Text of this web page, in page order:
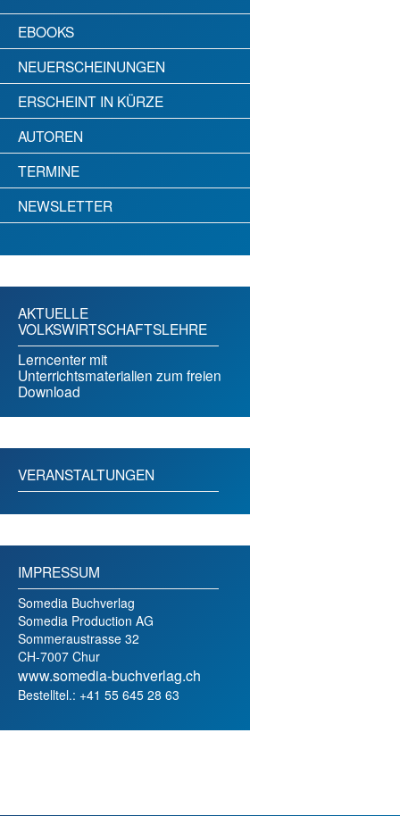
EBOOKS
NEUERSCHEINUNGEN
ERSCHEINT IN KÜRZE
AUTOREN
TERMINE
NEWSLETTER
AKTUELLE
VOLKSWIRTSCHAFTSLEHRE
Lerncenter mit
Unterrichtsmaterialien zum freien
Download
VERANSTALTUNGEN
IMPRESSUM
Somedia Buchverlag
Somedia Production AG
Sommeraustrasse 32
CH-7007 Chur
www.somedia-buchverlag.ch
Bestelltel.: +41 55 645 28 63